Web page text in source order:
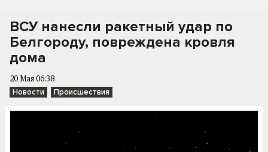
ВСУ нанесли ракетный удар по
Белгороду, повреждена кровля
дома
20 Мая 06:38
Новости Происшествия